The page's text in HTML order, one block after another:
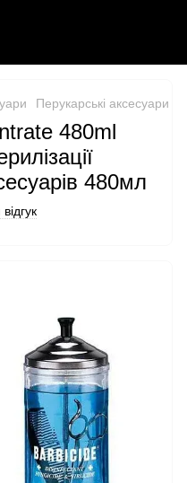
Перукарські аксесуари
480ml
480мл